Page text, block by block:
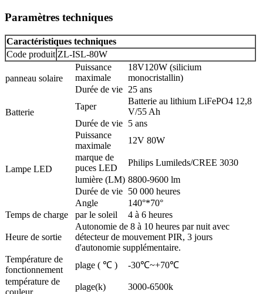
Paramètres techniques
Caractéristiques techniques
Code produit ZL-ISL-80W
panneau solaire
Puissance
maximale
18V120W (silicium
monocristallin)
Durée de vie 25 ans
Batterie
Taper
Batterie au lithium LiFePO4 12,8
V/55 Ah
Durée de vie 5 ans
Lampe LED
Puissance
maximale
12V 80W
marque de
puces LED
Philips Lumileds/CREE 3030
lumière (LM) 8800-9600 lm
Durée de vie 50 000 heures
Angle
140°*70°
Temps de charge
par le soleil 4 à 6 heures
Heure de sortie
Autonomie de 8 à 10 heures par nuit avec
détecteur de mouvement PIR, 3 jours
d'autonomie supplémentaire.
Température de
fonctionnement
plage ( ℃ )
-30℃~+70℃
température de
plage(k)
3000-6500k